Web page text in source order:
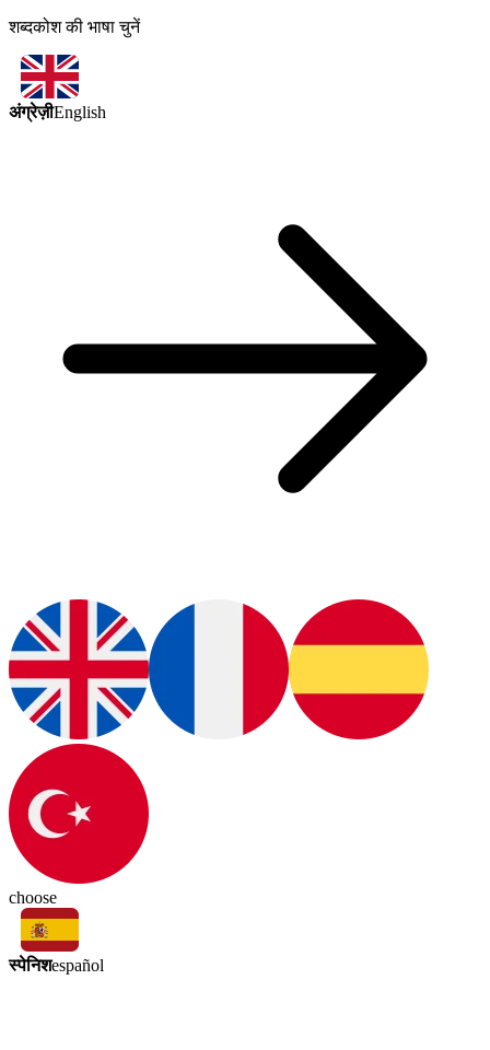
शब्दकोश की भाषा चुनें
अंग्रेज़ीEnglish
choose
स्पेनिशespañol